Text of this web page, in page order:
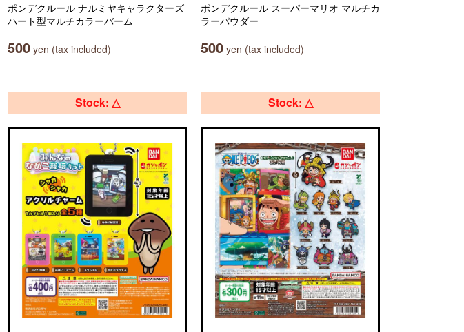
ポンデクルール ナルミヤキャラクターズ
ハート型マルチカラーバーム
500 yen (tax included)
ポンデクルール スーパーマリオ マルチカ
ラーパウダー
500 yen (tax included)
Stock: △ Stock: △